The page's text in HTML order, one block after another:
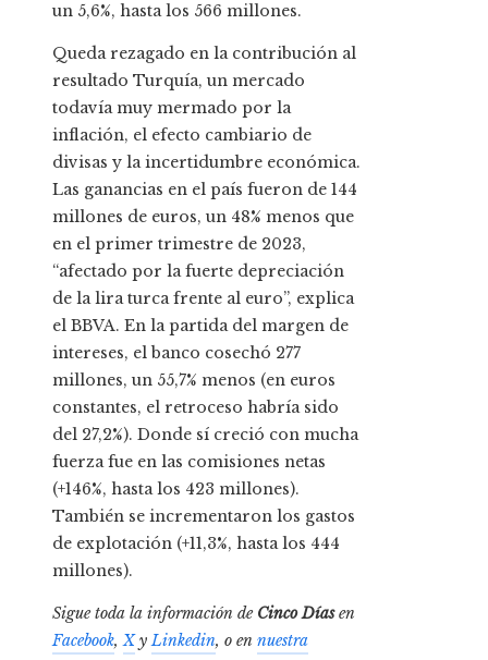
un 5,6%, hasta los 566 millones.
Queda rezagado en la contribución al
resultado Turquía, un mercado
todavía muy mermado por la
inflación, el efecto cambiario de
divisas y la incertidumbre económica.
Las ganancias en el país fueron de 144
millones de euros, un 48% menos que
en el primer trimestre de 2023,
“afectado por la fuerte depreciación
de la lira turca frente al euro”, explica
el BBVA. En la partida del margen de
intereses, el banco cosechó 277
millones, un 55,7% menos (en euros
constantes, el retroceso habría sido
del 27,2%). Donde sí creció con mucha
fuerza fue en las comisiones netas
(+146%, hasta los 423 millones).
También se incrementaron los gastos
de explotación (+11,3%, hasta los 444
millones).
Sigue toda la información de Cinco Díasen
Facebook,XyLinkedin, o en nuestra